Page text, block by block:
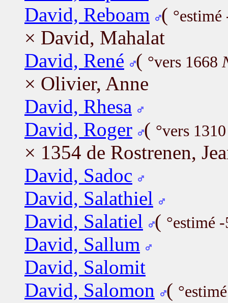
David, Reboam (
× David, Mahalat
David, René ( °vers 1668
× Olivier, Anne
David, Rhesa
David, Roger ( °vers
× 1354 de Rostrenen,
David, Sadoc
David, Salathiel
David, Salatiel
( °estimé
David, Sallum
David, Salomit
David, Salomon
(